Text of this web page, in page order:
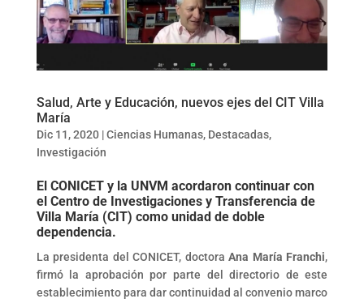
Salud, Arte y Educación, nuevos ejes del CIT Villa
María
Dic 11, 2020|Ciencias Humanas, Destacadas,
Investigación
El CONICET y la UNVM acordaron continuar con
el Centro de Investigaciones y Transferencia de
Villa María (CIT) como unidad de doble
dependencia.
La presidenta del CONICET, doctoraAna María Franchi,
firmó la aprobación por parte del directorio de este
establecimiento para dar continuidad al convenio marco